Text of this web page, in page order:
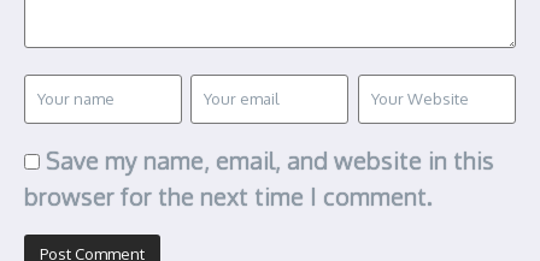
Save my name, email, and website in this
browser for the next time I comment.